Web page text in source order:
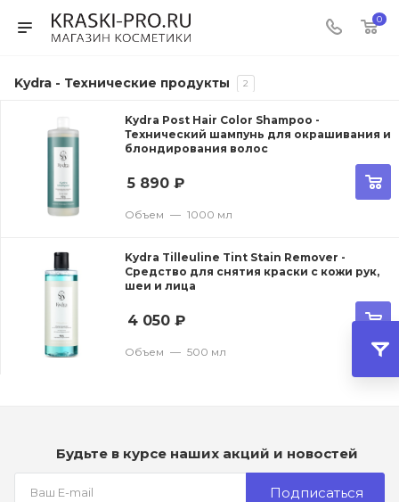
0
Kydra - Технические продукты 2
Kydra Post Hair Color Shampoo -
Технический шампунь для окрашивания и
блондирования волос
5 890 ₽
Объем — 1000 мл
Kydra Tilleuline Tint Stain Remover -
Средство для снятия краски с кожи рук,
шеи и лица
4 050 ₽
Объем — 500 мл
Будьте в курсе наших акций и новостей
Подписаться